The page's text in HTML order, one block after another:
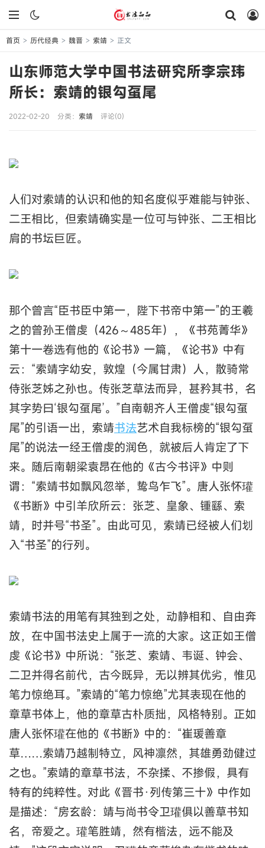
首页 > 历代经典 > 魏晋 > 索靖 > 正文
山东师范大学中国书法研究所李宗玮
所长：索靖的银勾虿尾
2022-02-20 分类： 索靖 评论(0)
人们对索靖的认识和他的知名度似乎难能与钟张、
二王相比，但索靖确实是一位可与钟张、二王相比
肩的书坛巨匠。
那个曾言“臣书臣中第一，陛下书帝中第一”的王羲
之的曾孙王僧虔（426～485年），《书苑菁华》
第十一卷选有他的《论书》一篇，《论书》中有
云：“索靖字幼安，敦煌（今属甘肃）人，散骑常
侍张芝姊之孙也。传张芝草法而异，甚矜其书，名
其字势曰‘银勾虿尾’。”自南朝齐人王僧虔“银勾虿
尾”的引语一出，索靖书法艺术自我标榜的“银勾虿
尾”的说法一经王僧虔的润色，就被后人肯定了下
来。随后南朝梁袁昂在他的《古今书评》中则
谓：“索靖书如飘风忽举，鸷鸟乍飞”。唐人张怀瓘
《书断》中引羊欣所云：张芝、皇象、锺繇、索
靖，时并号“书圣”。由此可见，索靖已经被人们划
入“书圣”的行列。
索靖书法的用笔有其独到之处，动静相和、自由奔
放，在中国书法史上属于一流的大家。这正如王僧
虔《论书》中所说：“张芝、索靖、韦诞、钟会、
二卫并得名前代，古今既异，无以辨其优劣，惟见
笔力惊绝耳。”索靖的“笔力惊绝”尤其表现在他的
章草书体上，他的章草古朴质拙，风格特别。正如
唐人张怀瓘在他的《书断》中的：“崔瑗善章
草……索靖乃越制特立，风神凛然，其雄勇劲健过
之也。”索靖的章草书法，不杂揉、不掺假，具有
特有的纯粹性。对此《晋书·列传第三十》中作如
是描述：“房玄龄：靖与尚书令卫瓘俱以善草书知
名，帝爱之。瓘笔胜靖，然有楷法，远不能及